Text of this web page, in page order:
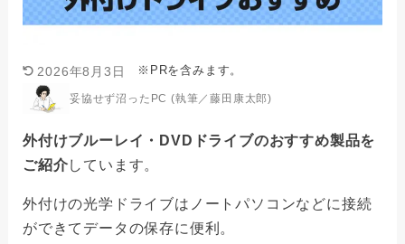
2026年8月3日 ※PRを含みます。
妥協せず沼ったPC (執筆／藤田康太郎)
外付けブルーレイ・DVDドライブのおすすめ製品を
ご紹介しています。
外付けの光学ドライブはノートパソコンなどに接続
ができてデータの保存に便利。